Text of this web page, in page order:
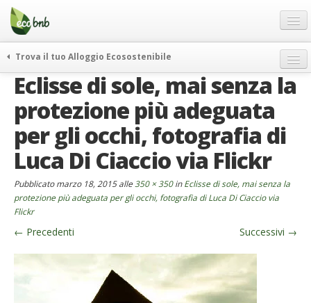
Menu
Salta
contenuto
Offerte Speciali
Regali
FAQ
Chi Siamo
Partner
Contatti
English
Trova il tuo Alloggio Ecosostenibile
weekend green
curiosità
vivere e viaggiare verde
news ed eventi
ecohotel
rassegna stampa
Eclisse di sole, mai senza la
protezione più adeguata
per gli occhi, fotografia di
Luca Di Ciaccio via Flickr
Pubblicatomarzo 18, 2015alle 350 × 350inEclisse di sole, mai senza la
protezione più adeguata per gli occhi, fotografia di Luca Di Ciaccio via
Flickr
← Precedenti Successivi →